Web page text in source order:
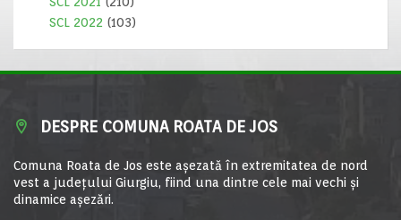
SCL 2022 (103)
DESPRE COMUNA ROATA DE JOS
Comuna Roata de Jos este aşezată în extremitatea de nord
vest a judeţului Giurgiu, fiind una dintre cele mai vechi şi
dinamice aşezări.